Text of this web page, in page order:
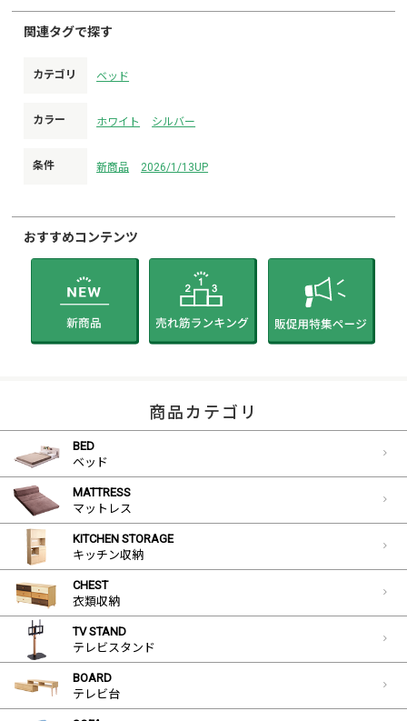
関連タグで探す
カテゴリ ベッド
カラー ホワイト シルバー
条件 新商品 2026/1/13UP
おすすめコンテンツ
商品カテゴリ
BED
ベッド
MATTRESS
マットレス
KITCHEN STORAGE
キッチン収納
CHEST
衣類収納
TV STAND
テレビスタンド
BOARD
テレビ台